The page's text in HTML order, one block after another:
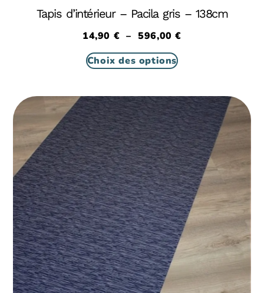
Tapis d’intérieur – Pacila gris – 138cm
14,90 € – 596,00€
Choix des options